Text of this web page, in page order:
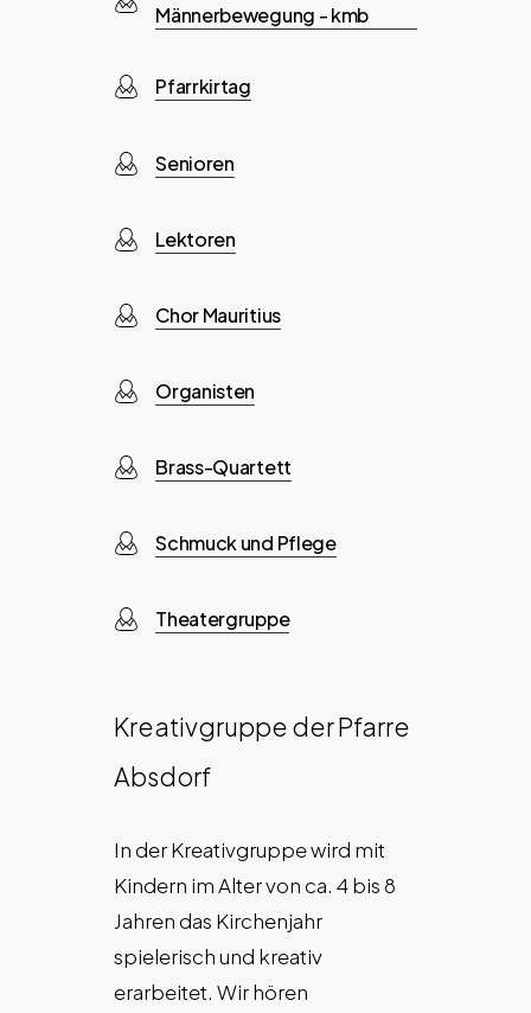
Männerbewegung - kmb
Pfarrkirtag
Senioren
Lektoren
Chor Mauritius
Organisten
Brass-Quartett
Schmuck und Pflege
Theatergruppe
Kreativgruppe der Pfarre
Absdorf
In der Kreativgruppe wird mit
Kindern im Alter von ca. 4 bis 8
Jahren das Kirchenjahr
spielerisch und kreativ
erarbeitet. Wir hören